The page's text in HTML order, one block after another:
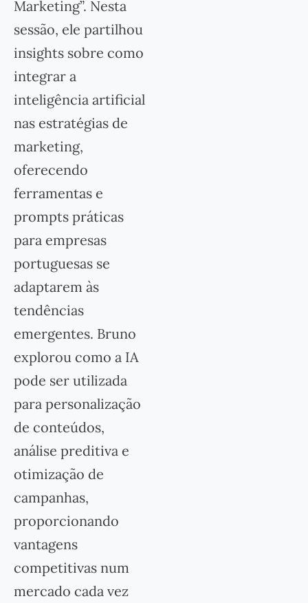
Marketing”. Nesta
sessão, ele partilhou
insights sobre como
integrar a
inteligência artificial
nas estratégias de
marketing,
oferecendo
ferramentas e
prompts práticas
para empresas
portuguesas se
adaptarem às
tendências
emergentes. Bruno
explorou como a IA
pode ser utilizada
para personalização
de conteúdos,
análise preditiva e
otimização de
campanhas,
proporcionando
vantagens
competitivas num
mercado cada vez